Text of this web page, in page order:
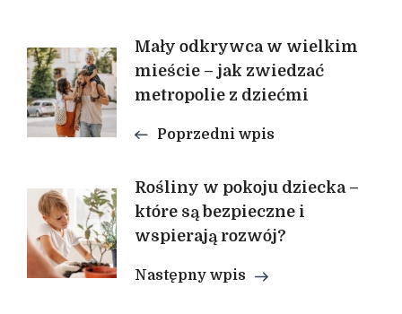
Nawigacja
wpisu
Mały odkrywca w wielkim
mieście – jak zwiedzać
metropolie z dziećmi
Poprzedni wpis
Rośliny w pokoju dziecka –
które są bezpieczne i
wspierają rozwój?
Następny wpis